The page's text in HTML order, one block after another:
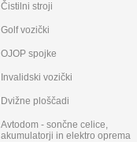
Čistilni stroji
Golf vozički
OJOP spojke
Invalidski vozički
Dvižne ploščadi
Avtodom - sončne celice,
akumulatorji in elektro oprema